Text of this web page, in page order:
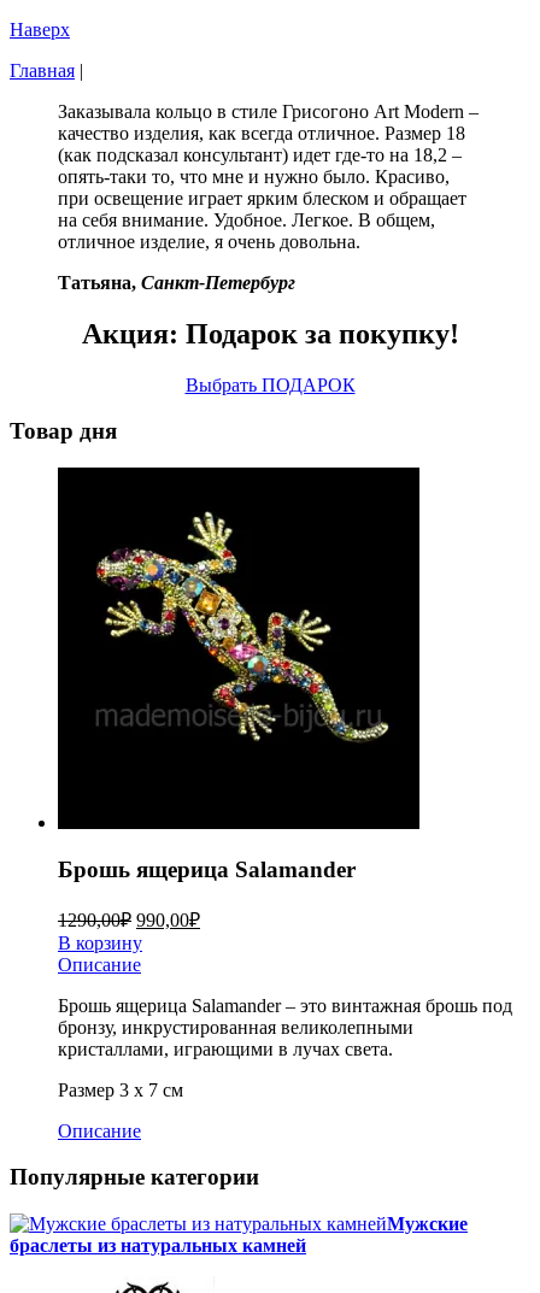
Наверх
Главная |
Заказывала кольцо в стиле Грисогоно Art Modern –
качество изделия, как всегда отличное. Размер 18
(как подсказал консультант) идет где-то на 18,2 –
опять-таки то, что мне и нужно было. Красиво,
при освещение играет ярким блеском и обращает
на себя внимание. Удобное. Легкое. В общем,
отличное изделие, я очень довольна.
Татьяна, Санкт-Петербург
Акция: Подарок за покупку!
Выбрать ПОДАРОК
Товар дня
Брошь ящерица Salamander
1290,00₽ 990,00₽
В корзину
Описание
Брошь ящерица Salamander – это винтажная брошь под
бронзу, инкрустированная великолепными
кристаллами, играющими в лучах света.
Размер 3 х 7 см
Описание
Популярные категории
Мужские
браслеты из натуральных камней